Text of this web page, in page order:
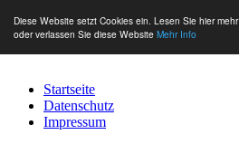
Diese Website setzt Cookies ein. Lesen Sie hier mehr
oder verlassen Sie diese Website Mehr Info
Startseite
Datenschutz
Impressum